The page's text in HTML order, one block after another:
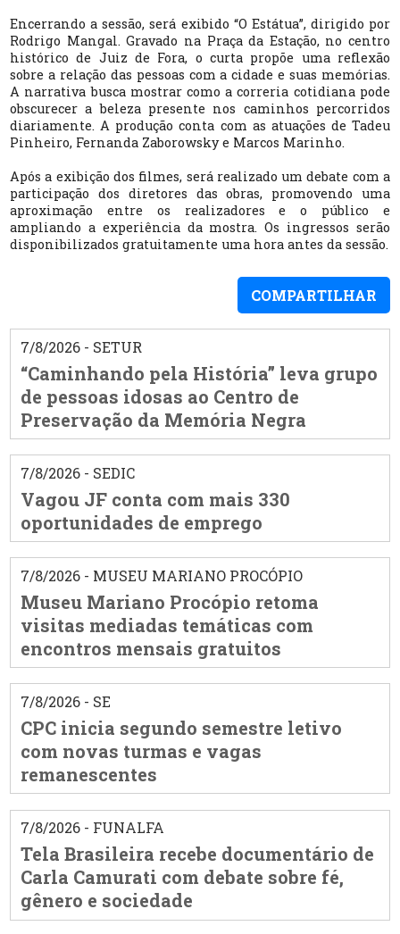
Encerrando a sessão, será exibido “O Estátua”, dirigido por
Rodrigo Mangal. Gravado na Praça da Estação, no centro
histórico de Juiz de Fora, o curta propõe uma reflexão
sobre a relação das pessoas com a cidade e suas memórias.
A narrativa busca mostrar como a correria cotidiana pode
obscurecer a beleza presente nos caminhos percorridos
diariamente. A produção conta com as atuações de Tadeu
Pinheiro, Fernanda Zaborowsky e Marcos Marinho.
Após a exibição dos filmes, será realizado um debate com a
participação dos diretores das obras, promovendo uma
aproximação entre os realizadores e o público e
ampliando a experiência da mostra. Os ingressos serão
disponibilizados gratuitamente uma hora antes da sessão.
COMPARTILHAR
7/8/2026 - SETUR
“Caminhando pela História” leva grupo
de pessoas idosas ao Centro de
Preservação da Memória Negra
7/8/2026 - SEDIC
Vagou JF conta com mais 330
oportunidades de emprego
7/8/2026 - MUSEU MARIANO PROCÓPIO
Museu Mariano Procópio retoma
visitas mediadas temáticas com
encontros mensais gratuitos
7/8/2026 - SE
CPC inicia segundo semestre letivo
com novas turmas e vagas
remanescentes
7/8/2026 - FUNALFA
Tela Brasileira recebe documentário de
Carla Camurati com debate sobre fé,
gênero e sociedade